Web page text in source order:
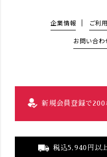
企業情報 ご利
お問い合わ
新規会員登録で200
税込5,940円以